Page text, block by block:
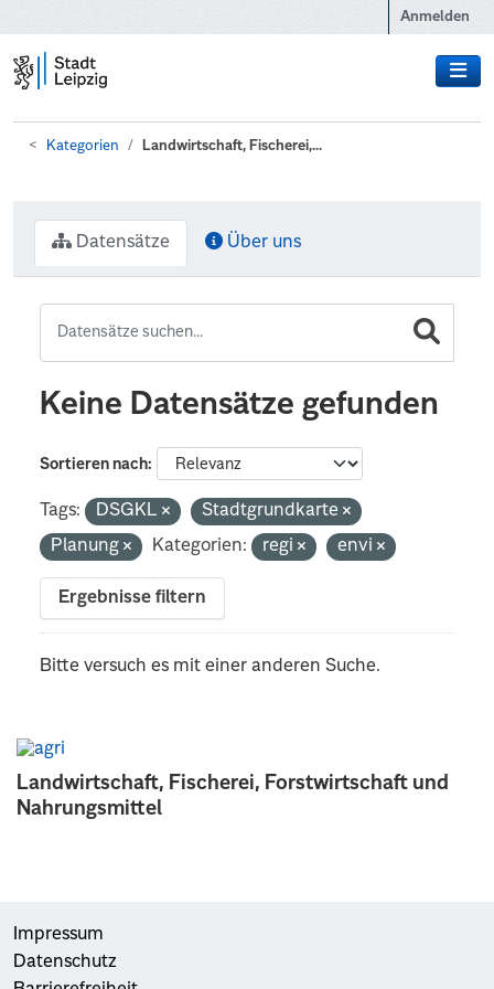
Anmelden
Kategorien Landwirtschaft, Fischerei,...
Landwirtschaft, Fischerei, Forstwirtschaft und
Nahrungsmittel
Datensätze Über uns
Keine Datensätze gefunden
Sortieren nach
Tags: DSGKL
Stadtgrundkarte
Planung
Kategorien: regi envi
Ergebnisse filtern
Bitte versuch es mit einer anderen Suche.
Impressum
Datenschutz